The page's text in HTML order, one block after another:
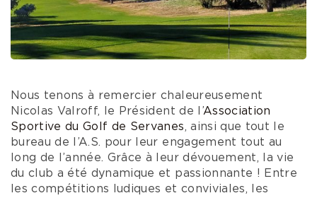
Nous tenons à remercier chaleureusement
Nicolas Valroff, le Président de l’Association
Sportive du Golf de Servanes, ainsi que tout le
bureau de l’A.S. pour leur engagement tout au
long de l’année. Grâce à leur dévouement, la vie
du club a été dynamique et passionnante ! Entre
les compétitions ludiques et conviviales, les